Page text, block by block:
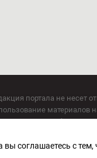
портала не несет
материалов
любых
зарегистрировано
вы соглашаетесь с